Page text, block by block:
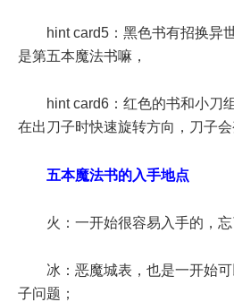
hint card5：黑色书有招换异
是第五本魔法书嘛，
hint card6：红色的书和小刀
在出刀子时快速旋转方向，刀子会
五本魔法书的入手地点
火：一开始很容易入手的，忘
冰：恶魔城表，也是一开始
子问题；